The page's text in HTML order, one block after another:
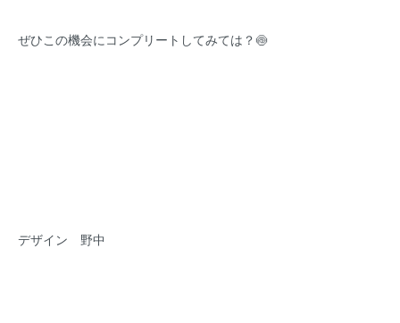
ぜひこの機会にコンプリートしてみては？🍥
デザイン 野中